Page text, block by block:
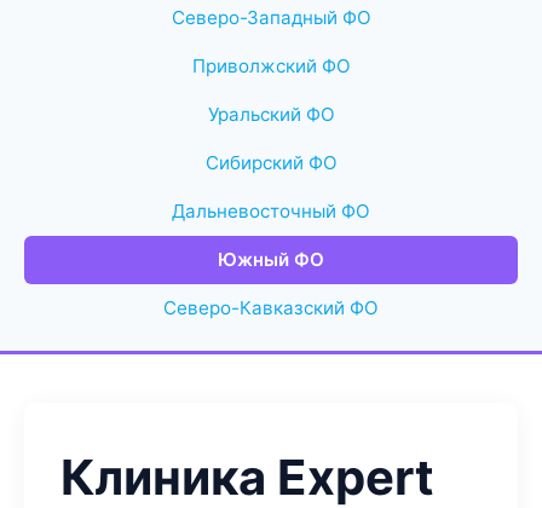
Северо-Западный ФО
Приволжский ФО
Уральский ФО
Сибирский ФО
Дальневосточный ФО
Южный ФО
Северо-Кавказский ФО
Клиника Expert